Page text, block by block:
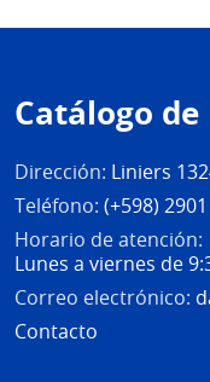
de
página
Catálogo
Dirección: Liniers
Teléfono: (+598)
Horario de atención:
Lunes a viernes de
Correo electrónico:
Contacto